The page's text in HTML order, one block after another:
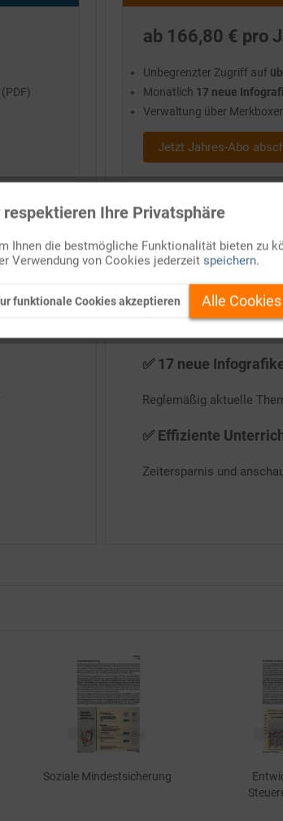
Soziale Mindestsicherung
ab 166,80 € pro
Unbegrenzter Zugriff auf
Monatlich 17 neue
Verwaltung über
Jetzt Jahres-Abo
für aktuellen Unterricht
✅ 17 neue
Reglemäßig aktuelle
✅ Effiziente
Zeitersparnis und
respektieren Ihre Privatsphäre
Ihnen die bestmögliche Funktionalität bieten zu
Verwendung von Cookies jederzeit speichern.
funktionale Cookies akzeptieren Alle